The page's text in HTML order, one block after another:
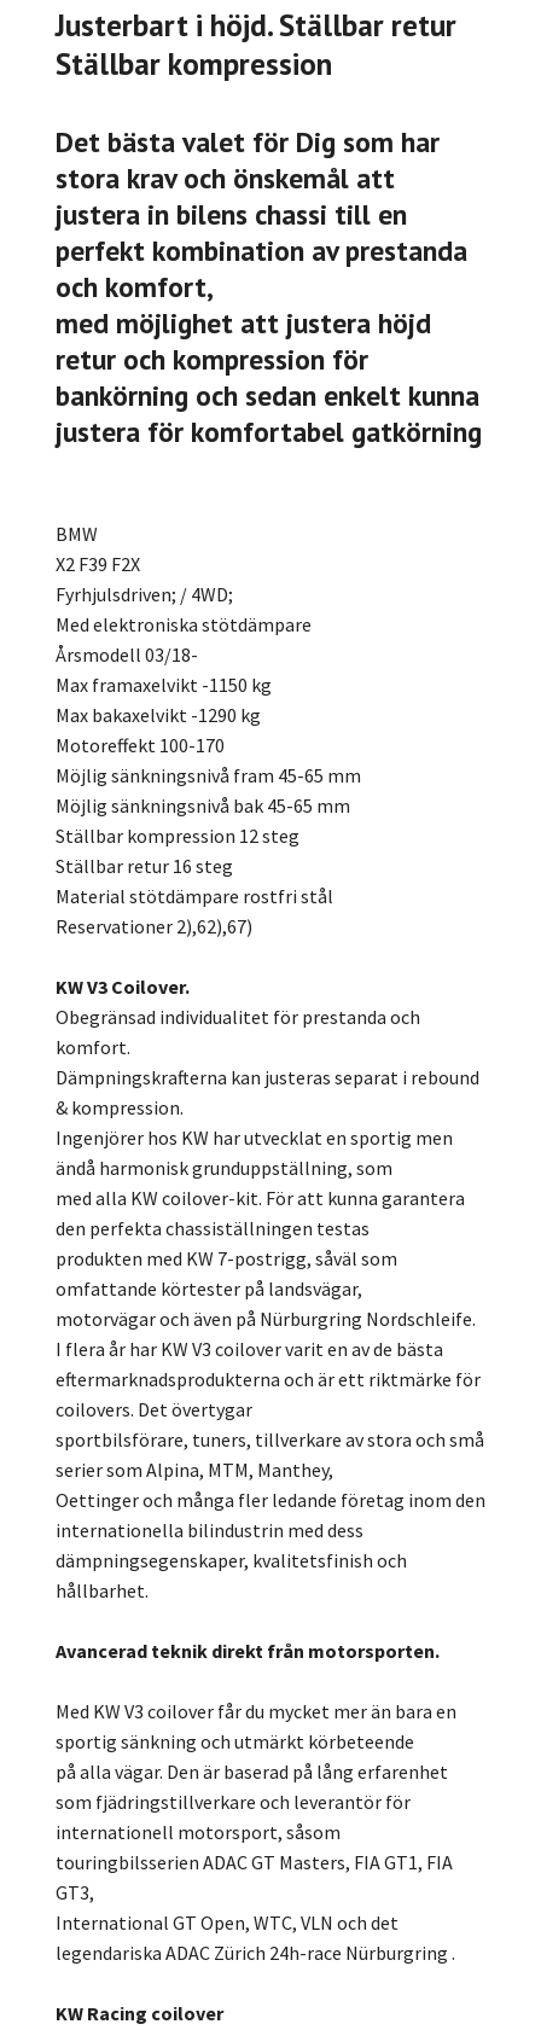
Justerbart i höjd. Ställbar retur
Ställbar kompression
Det bästa valet för Dig som har
stora krav och önskemål att
justera in bilens chassi till en
perfekt kombination av prestanda
och komfort,
med möjlighet att justera höjd
retur och kompression för
bankörning och sedan enkelt kunna
justera för komfortabel gatkörning
BMW
X2 F39 F2X
Fyrhjulsdriven; / 4WD;
Med elektroniska stötdämpare
Årsmodell 03/18-
Max framaxelvikt -1150 kg
Max bakaxelvikt -1290 kg
Motoreffekt 100-170
Möjlig sänkningsnivå fram 45-65 mm
Möjlig sänkningsnivå bak 45-65 mm
Ställbar kompression 12 steg
Ställbar retur 16 steg
Material stötdämpare rostfri stål
Reservationer 2),62),67)
KW V3 Coilover.
Obegränsad individualitet för prestanda och
komfort.
Dämpningskrafterna kan justeras separat i rebound
& kompression.
Ingenjörer hos KW har utvecklat en sportig men
ändå harmonisk grunduppställning, som
med alla KW coilover-kit. För att kunna garantera
den perfekta chassiställningen testas
produkten med KW 7-postrigg, såväl som
omfattande körtester på landsvägar,
motorvägar och även på Nürburgring Nordschleife.
I flera år har KW V3 coilover varit en av de bästa
eftermarknadsprodukterna och är ett riktmärke för
coilovers. Det övertygar
sportbilsförare, tuners, tillverkare av stora och små
serier som Alpina, MTM, Manthey,
Oettinger och många fler ledande företag inom den
internationella bilindustrin med dess
dämpningsegenskaper, kvalitetsfinish och
hållbarhet.
Avancerad teknik direkt från motorsporten.
Med KW V3 coilover får du mycket mer än bara en
sportig sänkning och utmärkt körbeteende
på alla vägar. Den är baserad på lång erfarenhet
som fjädringstillverkare och leverantör för
internationell motorsport, såsom
touringbilsserien ADAC GT Masters, FIA GT1, FIA
GT3,
International GT Open, WTC, VLN och det
legendariska ADAC Zürich 24h-race Nürburgring .
KW Racing coilover